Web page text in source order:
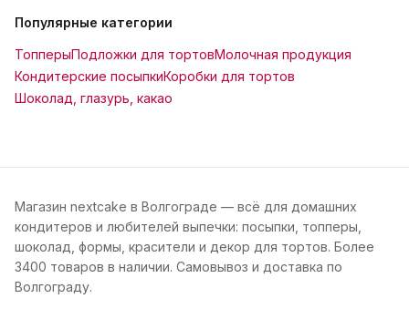
Популярные категории
ТопперыПодложки для тортовМолочная продукция
Кондитерские посыпкиКоробки для тортов
Шоколад, глазурь, какао
Магазин nextcake в Волгограде — всё для домашних
кондитеров и любителей выпечки: посыпки, топперы,
шоколад, формы, красители и декор для тортов. Более
3400 товаров в наличии. Самовывоз и доставка по
Волгограду.